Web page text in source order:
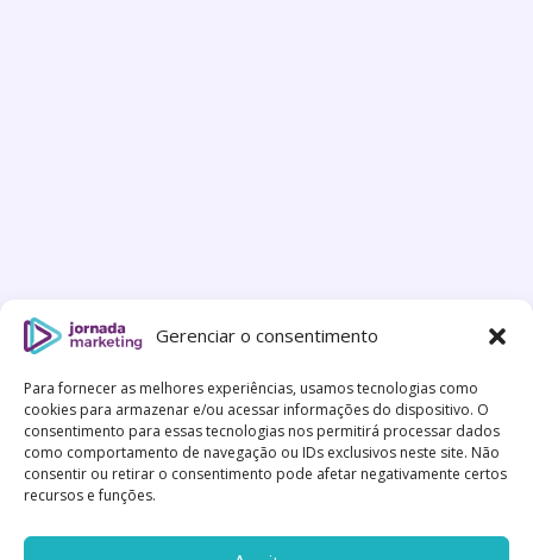
Gerenciar o consentimento
Para fornecer as melhores experiências, usamos tecnologias como
cookies para armazenar e/ou acessar informações do dispositivo. O
consentimento para essas tecnologias nos permitirá processar dados
como comportamento de navegação ou IDs exclusivos neste site. Não
consentir ou retirar o consentimento pode afetar negativamente certos
recursos e funções.